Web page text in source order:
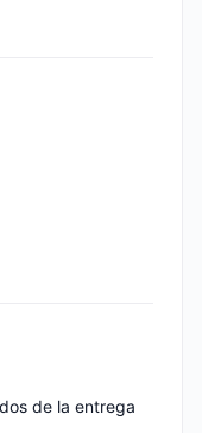
de la entrega